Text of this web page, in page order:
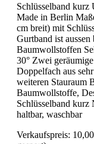
Schlüsselband
Made in Berlin
cm breit) mit
Gurtband ist
Baumwollstoffen
30° Zwei
Doppelfach aus
weiteren Stauraum
Baumwollstoffe,
Schlüsselband kurz
haltbar, waschbar
Verkaufspreis: